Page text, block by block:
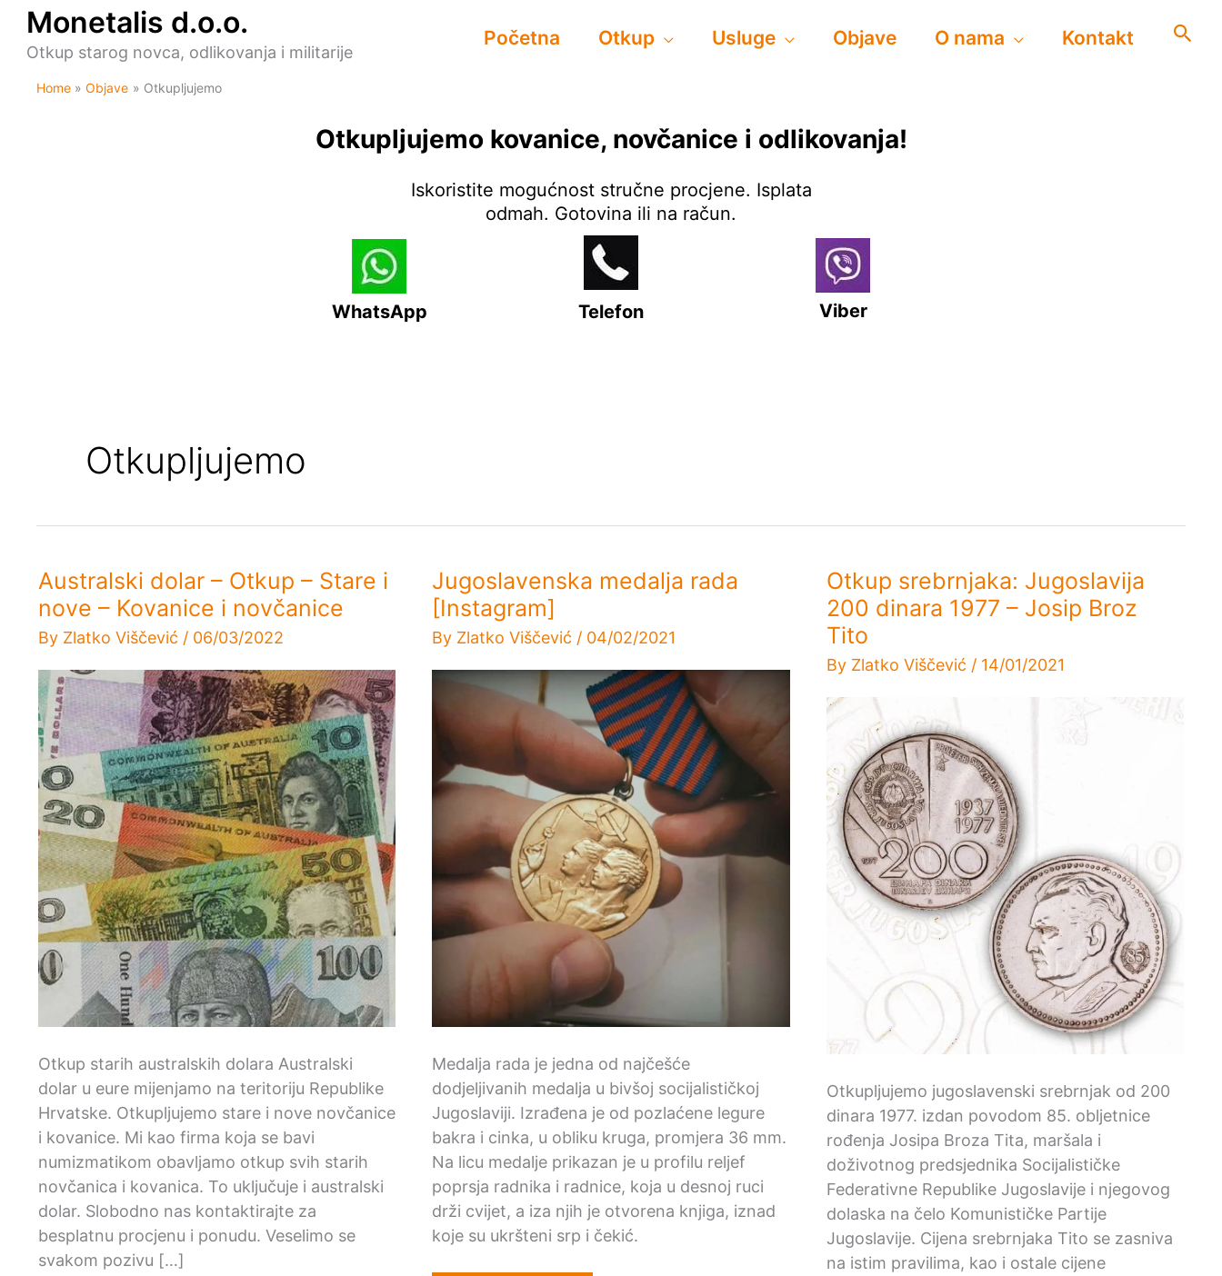
content
Monetalis d.o.o.
Otkup starog novca, odlikovanja i militarije
Početna Otkup Usluge Objave O nama Kontakt
Home Objave Otkupljujemo
Otkupljujemo kovanice, novčanice i odlikovanja!
Iskoristite mogućnost stručne procjene. Isplata
odmah. Gotovina ili na račun.
WhatsApp Viber
Telefon
Otkupljujemo
Australski dolar – Otkup – Stare i
nove – Kovanice i novčanice
By Zlatko Viščević / 06/03/2022
Otkup starih australskih dolara Australski
dolar u eure mijenjamo na teritoriju Republike
Hrvatske. Otkupljujemo stare i nove novčanice
i kovanice. Mi kao firma koja se bavi
numizmatikom obavljamo otkup svih starih
novčanica i kovanica. To uključuje i australski
dolar. Slobodno nas kontaktirajte za
besplatnu procjenu i ponudu. Veselimo se
svakom pozivu […]
Jugoslavenska medalja rada
[Instagram]
By Zlatko Viščević / 04/02/2021
Medalja rada je jedna od najčešće
dodjeljivanih medalja u bivšoj socijalističkoj
Jugoslaviji. Izrađena je od pozlaćene legure
bakra i cinka, u obliku kruga, promjera 36 mm.
Na licu medalje prikazan je u profilu reljef
poprsja radnika i radnice, koja u desnoj ruci
drži cvijet, a iza njih je otvorena knjiga, iznad
koje su ukršteni srp i čekić.
Otkup srebrnjaka: Jugoslavija
200 dinara 1977 – Josip Broz
Tito
By Zlatko Viščević / 14/01/2021
Otkupljujemo jugoslavenski srebrnjak od 200
dinara 1977. izdan povodom 85. obljetnice
rođenja Josipa Broza Tita, maršala i
doživotnog predsjednika Socijalističke
Federativne Republike Jugoslavije i njegovog
dolaska na čelo Komunističke Partije
Jugoslavije. Cijena srebrnjaka Tito se zasniva
na istim pravilima, kao i ostale cijene